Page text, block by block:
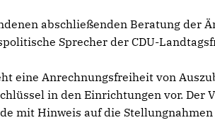
abschließenden Beratung der
Sprecher der CDU-
eine Anrechnungsfreiheit von
in den Einrichtungen vor. Der
mit Hinweis auf die